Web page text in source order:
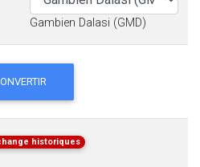
Gambien Dalasi (GMD)
historiques